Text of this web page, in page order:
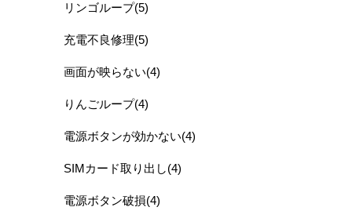
リンゴループ(5)
充電不良修理(5)
画面が映らない(4)
りんごループ(4)
電源ボタンが効かない(4)
SIMカード取り出し(4)
電源ボタン破損(4)